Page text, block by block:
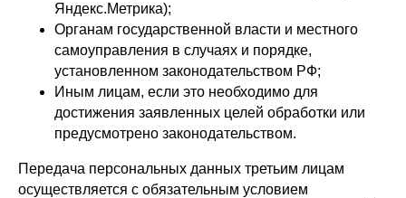
Яндекс.Метрика);
Органам государственной власти и местного
самоуправления в случаях и порядке,
установленном законодательством РФ;
Иным лицам, если это необходимо для
достижения заявленных целей обработки или
предусмотрено законодательством.
Передача персональных данных третьим лицам
осуществляется с обязательным условием